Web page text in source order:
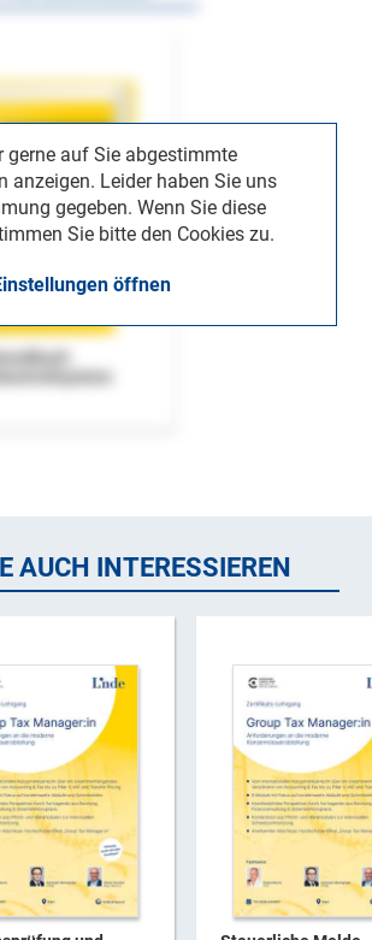
gerne auf Sie abgestimmte
anzeigen. Leider haben Sie uns
gegeben. Wenn Sie diese
Sie bitte den Cookies zu.
öffnen
AUCH INTERESSIEREN